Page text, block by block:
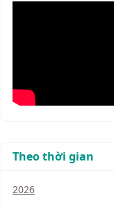
Theo thời gian
2026